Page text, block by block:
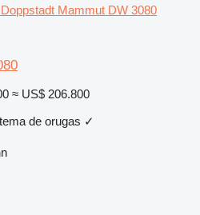
Doppstadt Mammut DW 3080
≈ US$ 206.800
de orugas ✓